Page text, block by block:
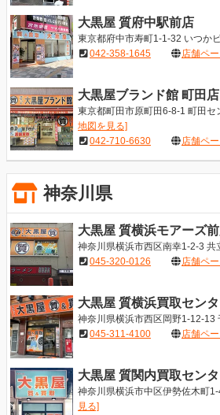
大黒屋 質府中駅前店
東京都府中市寿町1-1-32 いつか
042-358-1645
店舗ペ
大黒屋ブランド館 町田店
東京都町田市原町田6-8-1 町田
地図を見る]
042-710-6630
店舗ペ
神奈川県
大黒屋 質横浜モアーズ
神奈川県横浜市西区南幸1-2-3 共
045-320-0126
店舗ペ
大黒屋 質横浜買取セン
神奈川県横浜市西区岡野1-12-13
045-311-4100
店舗ペ
大黒屋 質関内買取セン
神奈川県横浜市中区伊勢佐木町
見る]